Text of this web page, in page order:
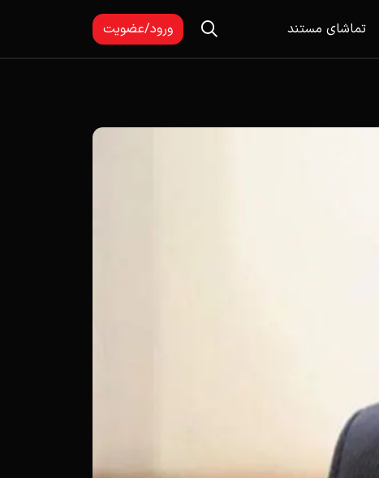
تماشای مستند ورود/عضویت